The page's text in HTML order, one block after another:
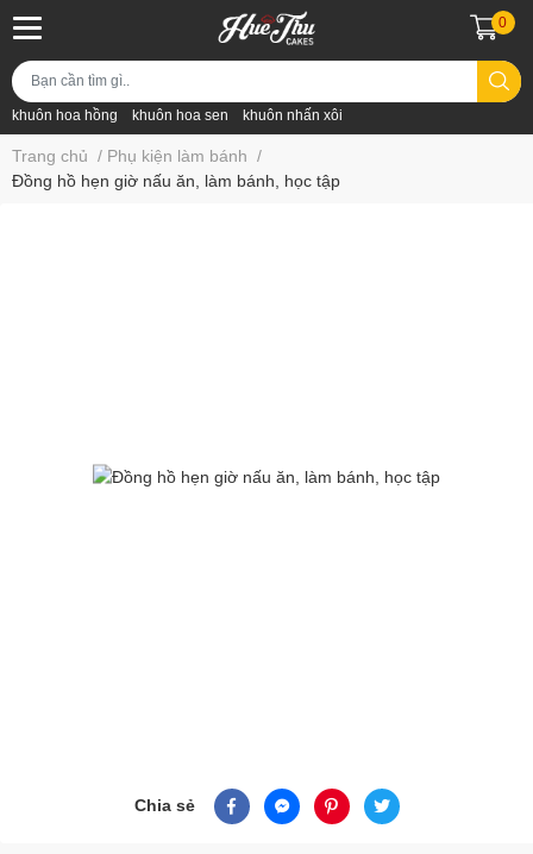
khuôn hoa hồng khuôn hoa sen khuôn nhấn xôi
0
Trang chủ / Phụ kiện làm bánh /
Đồng hồ hẹn giờ nấu ăn, làm bánh, học tập
Chia sẻ